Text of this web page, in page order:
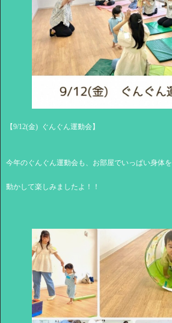
【9/12(金) ぐんぐん運動会】
今年のぐんぐん運動会も、お部屋でいっぱい身体を
動かして楽しみましたよ！！